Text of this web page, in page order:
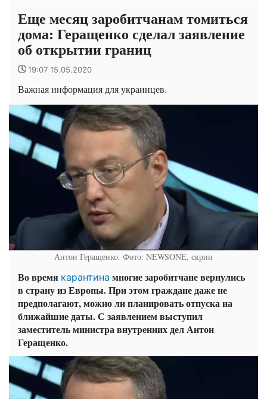
Еще месяц заробитчанам томиться
дома: Геращенко сделал заявление
об открытии границ
19:07 15.05.2020
Важная информация для украинцев.
Антон Геращенко. Фото: NEWSONE, скрин
Во время карантина многие заробитчане вернулись
в страну из Европы. При этом граждане даже не
предполагают, можно ли планировать отпуска на
ближайшие даты. С заявлением выступил
заместитель министра внутренних дел Антон
Геращенко.